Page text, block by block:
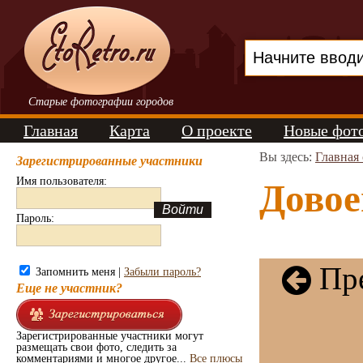
Старые фотографии городов
Главная Карта О проекте Новые
Зарегистрированные участники
Имя пользователя:
Пароль:
Запомнить меня | Забыли пароль?
Еще не участник?
Зарегистрированные участники могут
размещать свои фото, следить за
комментариями и многое другое... Все плюсы
Вы здесь: Главная